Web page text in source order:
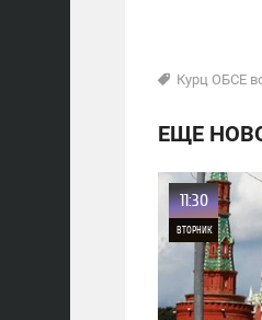
Курц ОБСЕ
ЕЩЕ
11:30
ВТОРНИК
0